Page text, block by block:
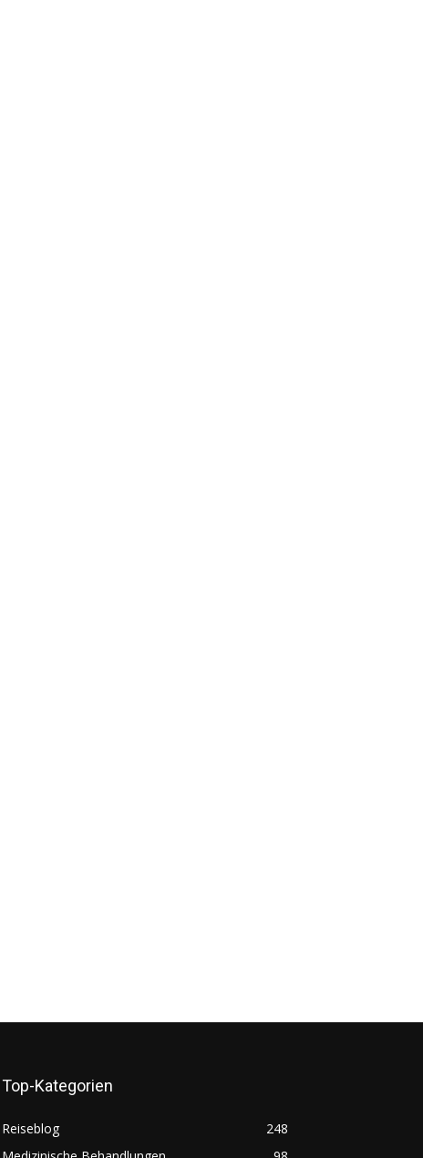
Top-Kategorien
Reiseblog
248